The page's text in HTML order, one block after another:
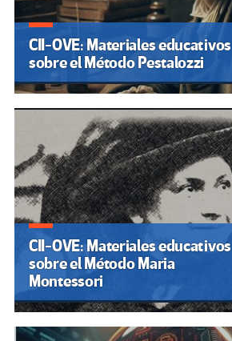
CII-OVE: Materiales educativos
sobre el Método Pestalozzi
CII-OVE: Materiales educativos
sobre el Método Maria
Montessori